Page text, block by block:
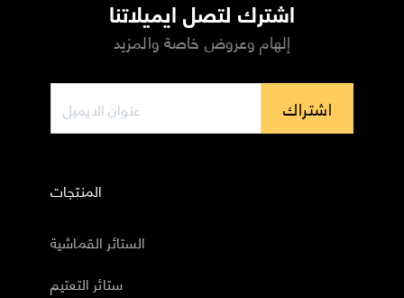
اشترك لتصل ايميلاتنا
إلهام وعروض خاصة والمزيد
اشتراك
المنتجات
الستائر القماشية
ستائر التعتيم